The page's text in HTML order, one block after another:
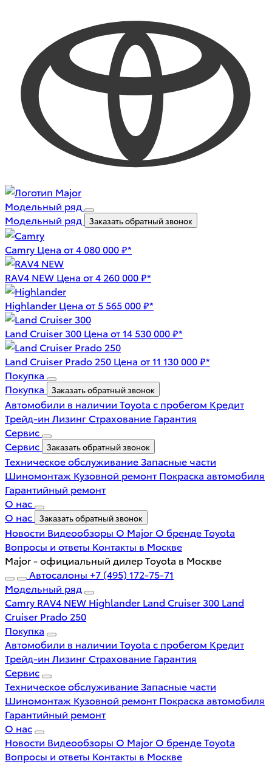
Модельный ряд
Модельный ряд
Заказать обратный звонок
Camry Цена от 4 080 000 ₽*
RAV4 NEW Цена от 4 260 000 ₽*
Highlander Цена от 5 565 000 ₽*
Land Cruiser 300 Цена от 14 530 000 ₽*
Land Cruiser Prado 250 Цена от 11 130 000 ₽*
Покупка
Покупка
Заказать обратный звонок
Автомобили в наличии Toyota с пробегом Кредит
Трейд-ин Лизинг Страхование Гарантия
Сервис
Сервис
Заказать обратный звонок
Техническое обслуживаниеЗапасные части
Шиномонтаж Кузовной ремонт Покраска автомобиля
Гарантийный ремонт
О нас
О нас
Заказать обратный звонок
Новости Видеообзоры О Major О бренде Toyota
Вопросы и ответы Контакты в Москве
Major - официальный дилер Toyota в Москве
Автосалоны +7 (495) 172-75-71
Модельный ряд
Camry RAV4 NEW Highlander Land Cruiser 300 Land
Cruiser Prado 250
Покупка
Автомобили в наличии Toyota с пробегом Кредит
Трейд-ин Лизинг Страхование Гарантия
Сервис
Техническое обслуживаниеЗапасные части
Шиномонтаж Кузовной ремонт Покраска автомобиля
Гарантийный ремонт
О нас
Новости Видеообзоры О Major О бренде Toyota
Вопросы и ответы Контакты в Москве